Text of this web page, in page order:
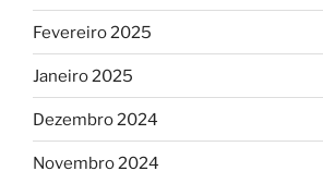
Fevereiro 2025
Janeiro 2025
Dezembro 2024
Novembro 2024